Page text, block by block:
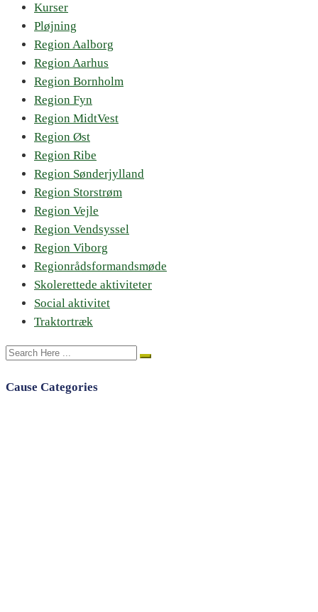
Kurser
Pløjning
Region Aalborg
Region Aarhus
Region Bornholm
Region Fyn
Region MidtVest
Region Øst
Region Ribe
Region Sønderjylland
Region Storstrøm
Region Vejle
Region Vendsyssel
Region Viborg
Regionrådsformandsmøde
Skolerettede aktiviteter
Social aktivitet
Traktortræk
Cause Categories